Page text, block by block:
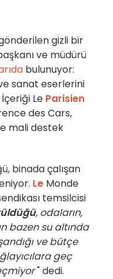
gizli bir
ve müdürü
bulunuyor:
sanat eserlerini
Le Parisien
des Cars,
mali destek
binada çalışan
Le Monde
temsilcisi
, odaların,
bazen su altında
ve bütçe
geç
" dedi.